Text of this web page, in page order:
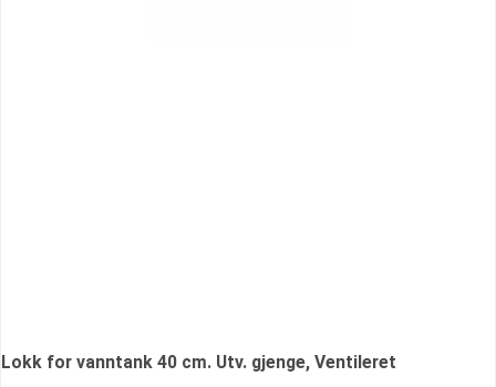
Lokk for vanntank 40 cm. Utv. gjenge, Ventileret